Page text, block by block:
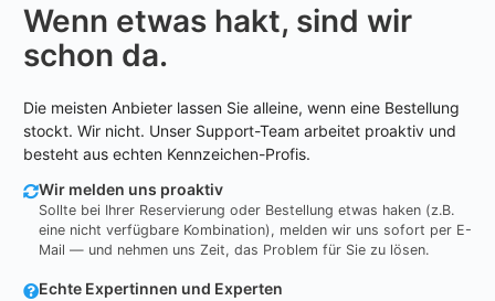
Wenn etwas hakt, sind wir
schon da.
Die meisten Anbieter lassen Sie alleine, wenn eine Bestellung
stockt. Wir nicht. Unser Support-Team arbeitet proaktiv und
besteht aus echten Kennzeichen-Profis.
Wir melden uns proaktiv
Sollte bei Ihrer Reservierung oder Bestellung etwas haken (z.B.
eine nicht verfügbare Kombination), melden wir uns sofort per E-
Mail — und nehmen uns Zeit, das Problem für Sie zu lösen.
Echte Expertinnen und Experten